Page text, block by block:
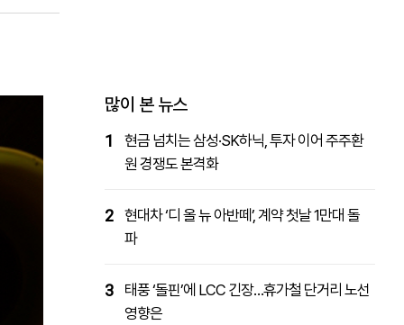
많이 본 뉴스
1
현금 넘치는 삼성·SK하닉, 투자 이어 주주환
원 경쟁도 본격화
2 현대차 ‘디 올 뉴 아반떼’, 계약 첫날 1만대 돌
파
3
태풍 ‘돌핀’에 LCC 긴장…휴가철 단거리 노선
영향은